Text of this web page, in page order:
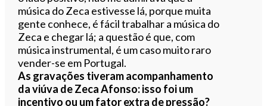
música do Zeca estivesse lá, porque muita
gente conhece, é fácil trabalhar a música do
Zeca e chegar lá; a questão é que, com
música instrumental, é um caso muito raro
vender-se em Portugal.
As gravações tiveram acompanhamento
da viúva de Zeca Afonso: isso foi um
incentivo ou um fator extra de pressão?